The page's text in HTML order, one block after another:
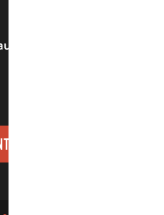
VENIR ?